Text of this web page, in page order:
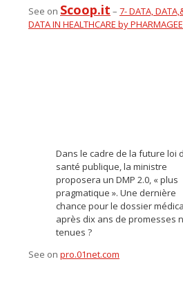
See on Scoop.it – 7- DATA,
DATA IN HEALTHCARE by
Dans le cadre de la future loi
santé publique, la ministre
proposera un DMP 2.0, « plus
pragmatique ». Une dernière
chance pour le dossier
après dix ans de promesses
tenues ?
See on pro.01net.com